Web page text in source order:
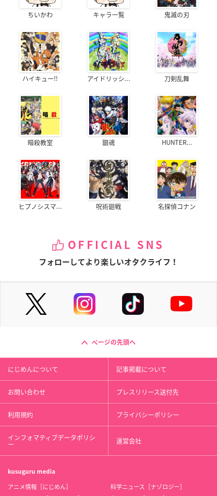
ちいかわ キャラ一覧 鬼滅の刃
ハイキュー!! アイドリッシ... 刀剣乱舞
暗殺教室 銀魂 HUNTER...
ヒプノシスマ... 呪術廻戦 名探偵コナン
OFFICIAL SNS
フォローしてより楽しいオタクライフ！
ページの先頭へ
にじめんについて 記事掲載について
お問い合わせ プレスリリース送付先
利用規約 プライバシーポリシー
インフォマティブデータポリシ
ー 運営会社
kusuguru media
アニメ情報［にじめん］
科学ニュース［ナゾロジー］